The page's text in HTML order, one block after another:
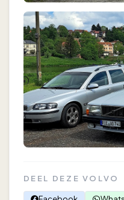
DEEL DEZE VOLVO